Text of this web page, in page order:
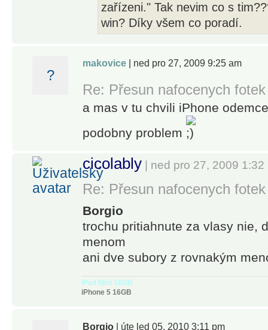
zařízeni." Tak nevim co s
win? Díky všem co poradí.
?
makovice | ned pro 27, 2009 9:25 am
Re: Přesun nafocenych
a mas v tu chvili iPhone
podobny problem
cicolably | ned pro 27, 2009 1:32
Re: Přesun nafocenych
Borgio
trochu pritiahnute za vlasy nie,
menom
ani dve subory z rovnakým
iPad Mini 16GB
iPhone 5 16GB
Borgio | úte led 05, 2010 3:11 pm